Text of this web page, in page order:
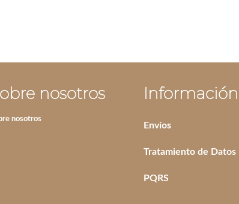
nosotros
nosotros
Información
Envíos
Tratamiento de Datos
PQRS